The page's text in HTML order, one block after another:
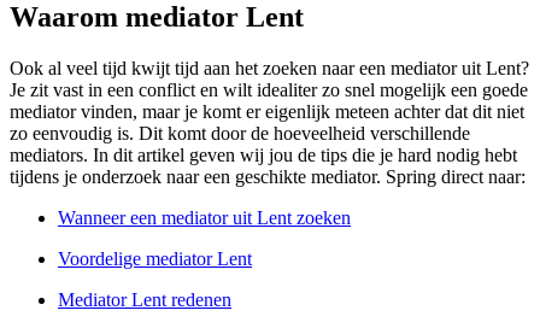
Waarom mediator Lent
Ook al veel tijd kwijt tijd aan het zoeken naar een mediator uit Lent?
Je zit vast in een conflict en wilt idealiter zo snel mogelijk een goede
mediator vinden, maar je komt er eigenlijk meteen achter dat dit niet
zo eenvoudig is. Dit komt door de hoeveelheid verschillende
mediators. In dit artikel geven wij jou de tips die je hard nodig hebt
tijdens je onderzoek naar een geschikte mediator. Spring direct naar:
Wanneer een mediator uit Lent zoeken
Voordelige mediator Lent
Mediator Lent redenen